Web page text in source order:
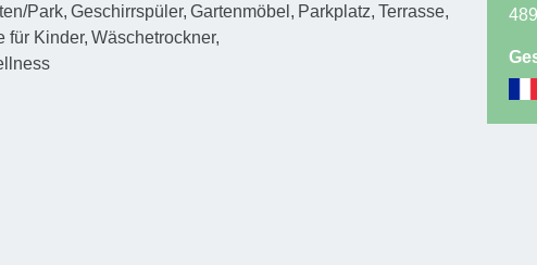
Park Geschirrspüler Gartenmöbel Parkplatz Terrasse
für Kinder Wäschetrockner